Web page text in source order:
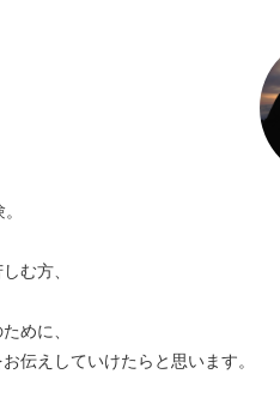
む方、
めに、
伝えしていけたらと思います。